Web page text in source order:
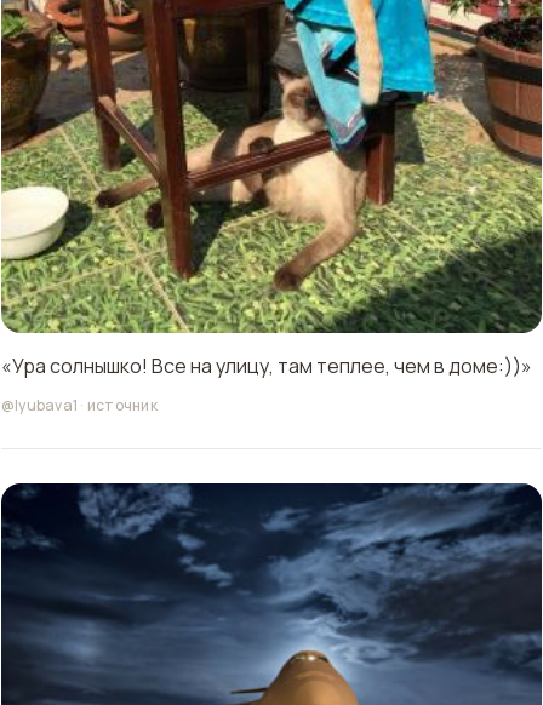
«Ура солнышко! Все на улицу, там теплее, чем в доме:))»
@lyubava1 · источник